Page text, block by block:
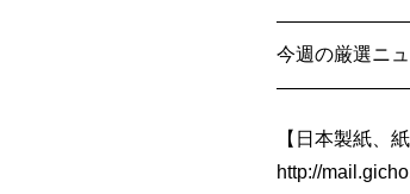
今週の厳選ニ
【日本製紙、
http://